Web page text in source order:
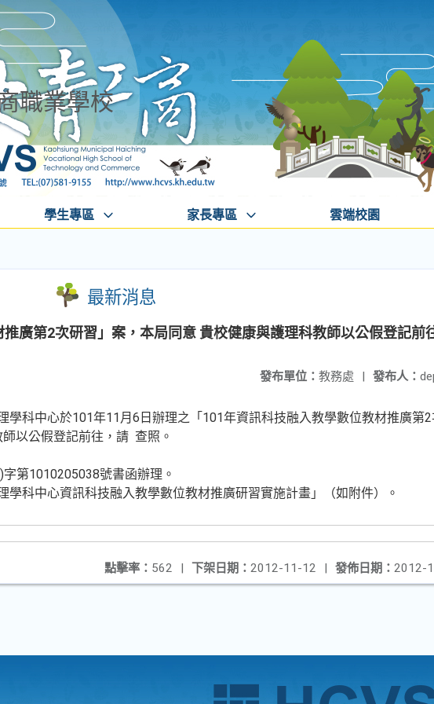
職業學校
學生專區 家長專區 雲端校園
最新消息
推廣第2次研習」案，本局同意 貴校健康與護理科教師以公假登記前
發布人：
發布單位： 教務處 |
學科中心於101年11月6日辦理之「101年資訊科技融入教學數位教材推廣第
以公假登記前往，請 查照。
第1010205038號書函辦理。
學科中心資訊科技融入教學數位教材推廣研習實施計畫」（如附件）。
發佈日期： 2012-
下架日期： 2012-11-12 |
點擊率： 562 |